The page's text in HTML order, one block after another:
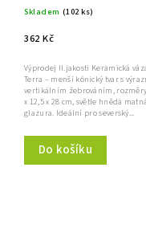
Skladem (102 ks)
362 Kč
Do košíku
Výprodej II.jakosti Keramická
Terra – menší kónický tvar s
vertikálním žebrováním,
x 12,5 x 28 cm, světle hnědá matná
glazura. Ideální pro severský...